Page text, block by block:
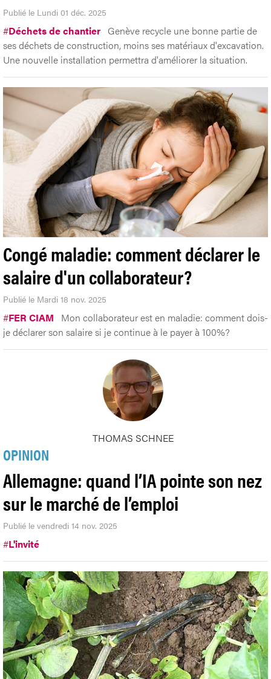
Publié le Lundi 01 déc. 2025
#Déchets de chantier Genève recycle une bonne partie de
ses déchets de construction, moins ses matériaux d'excavation.
Une nouvelle installation permettra d'améliorer la situation.
Congé maladie: comment déclarer le
salaire d'un collaborateur?
Publié le Mardi 18 nov. 2025
#FER CIAM
Mon collaborateur est en maladie: comment dois-
je déclarer son salaire si je continue à le payer à 100%?
THOMAS SCHNEE
OPINION
Allemagne: quand l’IA pointe son nez
sur le marché de l’emploi
Publié le vendredi 14 nov. 2025
#L'invité